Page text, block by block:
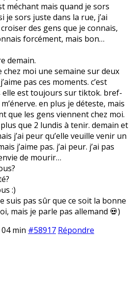
méchant mais quand je sors
je sors juste dans la rue, j’ai
des gens que je connais,
forcément, mais bon…
demain.
chez moi une semaine sur deux
pas ces moments. c’est
elle est toujours sur tiktok. bref-
en plus je déteste, mais
que les gens viennent chez moi.
que 2 lundis à tenir. demain et
j’ai peur qu’elle veuille venir un
j’aime pas. j’ai peur. j’ai pas
de mourir…
:)
suis pas sûr que ce soit la bonne
mais je parle pas allemand 💀)
min #58917 Répondre